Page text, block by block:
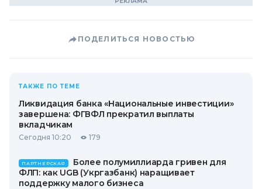
ПОДЕЛИТЬСЯ НОВОСТЬЮ
ТАКЖЕ ПО ТЕМЕ
Ликвидация банка «Национальные инвестиции»
завершена: ФГВФЛ прекратил выплаты
вкладчикам
Сегодня 10:20 179
ПАРТНЕРСКАЯ
Более полумиллиарда гривен для
ФЛП: как UGB (Укргазбанк) наращивает
поддержку малого бизнеса